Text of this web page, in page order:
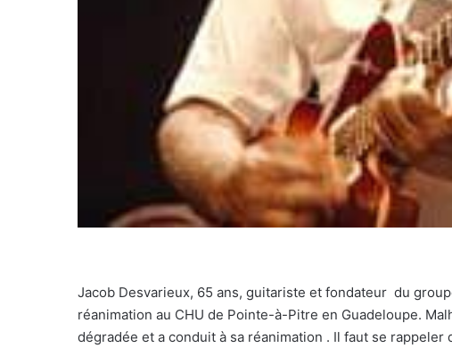
Jacob Desvarieux, 65 ans, guitariste et fondateur du
réanimation au CHU de Pointe-à-Pitre en Guadeloupe.
dégradée et a conduit à sa réanimation . Il faut se rappeler